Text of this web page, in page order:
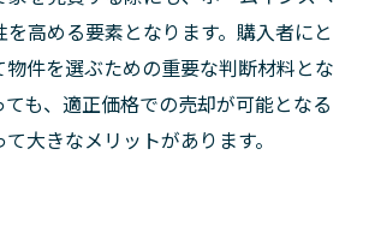
高める要素となります。購入者にと
物件を選ぶための重要な判断材料とな
ても、適正価格での売却が可能となる
大きなメリットがあります。